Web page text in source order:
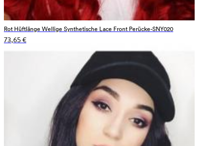
Rot Hüftlänge Wellige Synthetische Lace Front Perücke-SNY020
73,65 €